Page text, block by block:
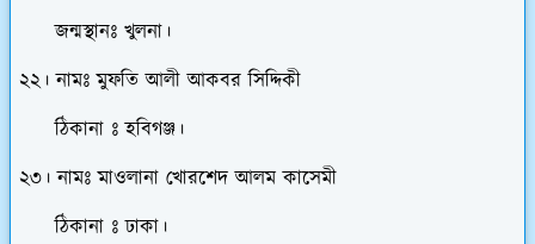
জন্মস্থানঃ খুলনা।
২২। নামঃ মুফতি আলী আকবর সিদ্দিকী
ঠিকানা ঃ হবিগঞ্জ।
২৩। নামঃ মাওলানা খোরশেদ আলম কাসেমী
ঠিকানা ঃ ঢাকা।